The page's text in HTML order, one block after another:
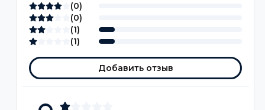
(0)
(0)
(1)
(1)
Добавить отзыв